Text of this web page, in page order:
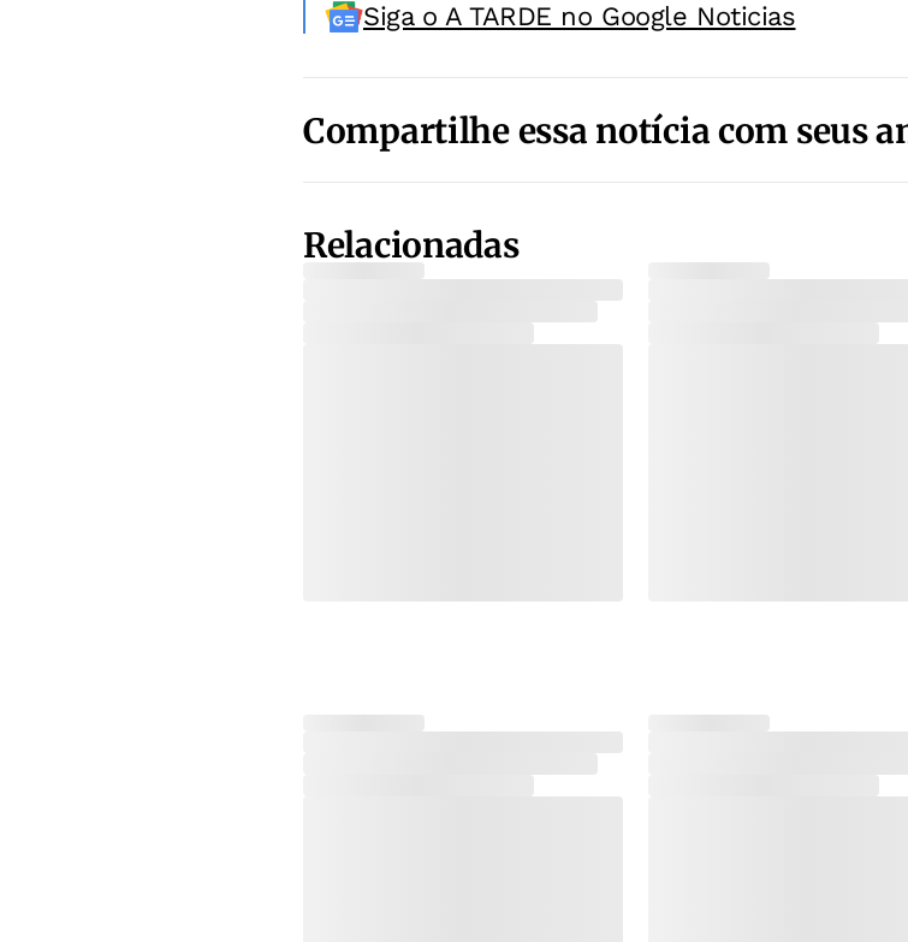
Siga o A TARDE no Google Noticias
Compartilhe essa notícia com seus
Relacionadas